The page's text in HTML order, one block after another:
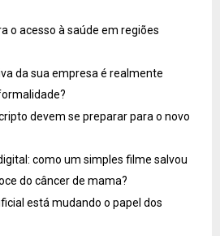
o acesso à saúde em regiões
da sua empresa é realmente
devem se preparar para o novo
como um simples filme salvou
do câncer de mama?
está mudando o papel dos